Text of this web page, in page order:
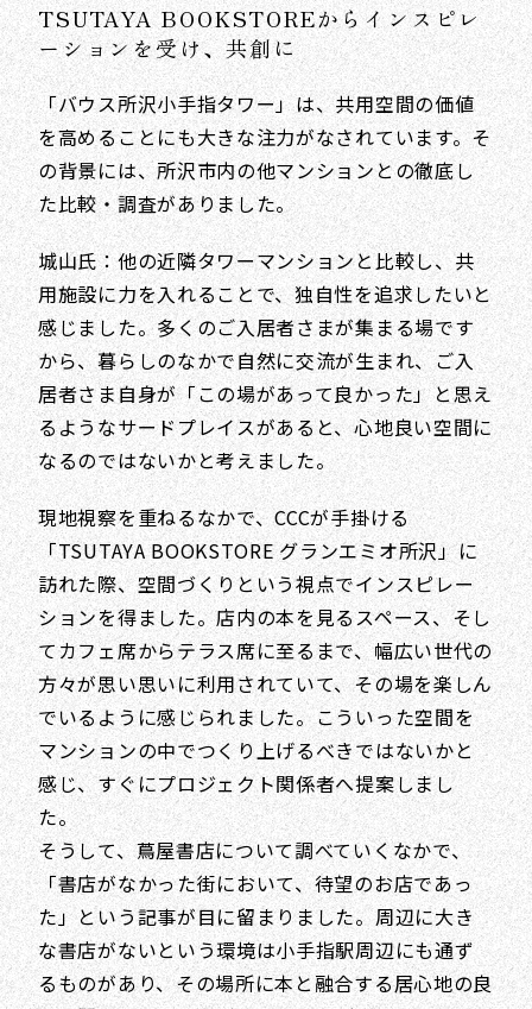
TSUTAYA BOOKSTOREからインスピレ
ーションを受け、共創に
「バウス所沢小手指タワー」は、共用空間の価値
を高めることにも大きな注力がなされています。そ
の背景には、所沢市内の他マンションとの徹底し
た比較・調査がありました。
城山氏：他の近隣タワーマンションと比較し、共
用施設に力を入れることで、独自性を追求したいと
感じました。多くのご入居者さまが集まる場です
から、暮らしのなかで自然に交流が生まれ、ご入
居者さま自身が「この場があって良かった」と思え
るようなサードプレイスがあると、心地良い空間に
なるのではないかと考えました。
現地視察を重ねるなかで、CCCが手掛ける
「TSUTAYA BOOKSTORE グランエミオ所沢」に
訪れた際、空間づくりという視点でインスピレー
ションを得ました。店内の本を見るスペース、そし
てカフェ席からテラス席に至るまで、幅広い世代の
方々が思い思いに利用されていて、その場を楽しん
でいるように感じられました。こういった空間を
マンションの中でつくり上げるべきではないかと
感じ、すぐにプロジェクト関係者へ提案しまし
た。
そうして、蔦屋書店について調べていくなかで、
「書店がなかった街において、待望のお店であっ
た」という記事が目に留まりました。周辺に大き
な書店がないという環境は小手指駅周辺にも通ず
るものがあり、その場所に本と融合する居心地の良